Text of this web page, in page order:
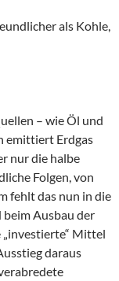
als Kohle,
– wie Öl und
emittiert Erdgas
nur die halbe
Folgen, von
fehlt das nun in die
Ausbau der
„investierte“ Mittel
daraus